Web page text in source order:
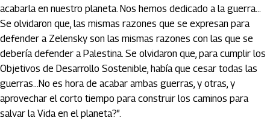
acabarla en nuestro planeta. Nos hemos dedicado a la guerra…
Se olvidaron que, las mismas razones que se expresan para
defender a Zelensky son las mismas razones con las que se
debería defender a Palestina. Se olvidaron que, para cumplir los
Objetivos de Desarrollo Sostenible, había que cesar todas las
guerras…No es hora de acabar ambas guerras, y otras, y
aprovechar el corto tiempo para construir los caminos para
salvar la Vida en el planeta?”.